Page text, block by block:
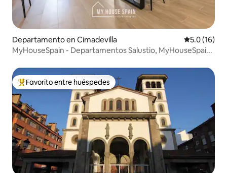
Departamento en Cimadevilla Calificación
5.0 (16)
MyHouseSpain - Departamentos Salustio, MyHouseSpai...
De los mejores en Favorito entre huéspedes
Favorito entre huéspedes